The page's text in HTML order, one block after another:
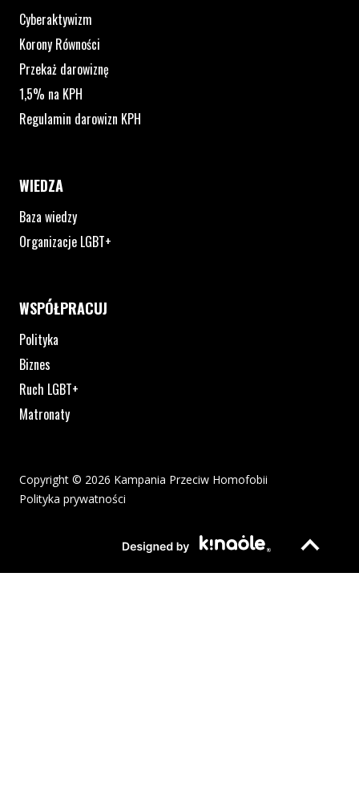
Cyberaktywizm
Korony Równości
Przekaż darowiznę
1,5% na KPH
Regulamin darowizn KPH
WIEDZA
Baza wiedzy
Organizacje LGBT+
WSPÓŁPRACUJ
Polityka
Biznes
Ruch LGBT+
Matronaty
Copyright © 2026 Kampania Przeciw Homofobii
Polityka prywatności
Strona otwiera